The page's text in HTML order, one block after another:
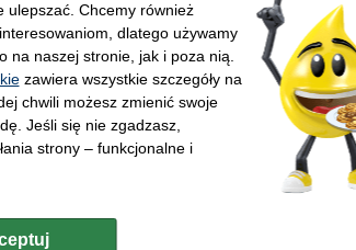
jak magnes. W przeciwieństwie do zwykłej ściereczki
proszek w swoich włóknach. Przywierają do niej
użyciem rozciągnij ściereczkę w obu kierunkach.
dłonie.
ulepszać. Chcemy również
dlatego używamy
na naszej stronie, jak i poza nią.
zawiera wszystkie szczegóły na
chwili możesz zmienić swoje
Jeśli się nie zgadzasz,
strony – funkcjonalne i